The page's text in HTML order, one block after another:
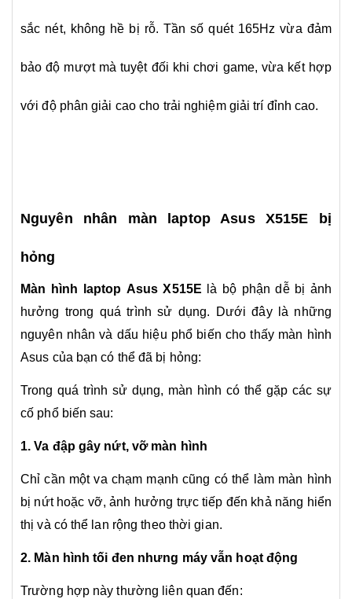
sắc nét, không hề bị rỗ. Tần số quét 165Hz vừa đảm
bảo độ mượt mà tuyệt đối khi chơi game, vừa kết hợp
với độ phân giải cao cho trải nghiệm giải trí đỉnh cao.
Nguyên nhân màn laptop Asus X515E bị
hỏng
Màn hình laptop Asus X515E là bộ phận dễ bị ảnh
hưởng trong quá trình sử dụng. Dưới đây là những
nguyên nhân và dấu hiệu phổ biến cho thấy màn hình
Asus của bạn có thể đã bị hỏng:
Trong quá trình sử dụng, màn hình có thể gặp các sự
cố phổ biến sau:
1. Va đập gây nứt, vỡ màn hình
Chỉ cần một va chạm mạnh cũng có thể làm màn hình
bị nứt hoặc vỡ, ảnh hưởng trực tiếp đến khả năng hiển
thị và có thể lan rộng theo thời gian.
2. Màn hình tối đen nhưng máy vẫn hoạt động
Trường hợp này thường liên quan đến: